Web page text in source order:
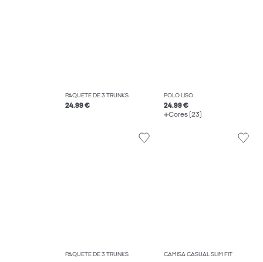
PAQUETE DE 3 TRUNKS
24.99 €
POLO LISO
24.99 €
Cores (23)
PAQUETE DE 3 TRUNKS CAMISA CASUAL SLIM FIT